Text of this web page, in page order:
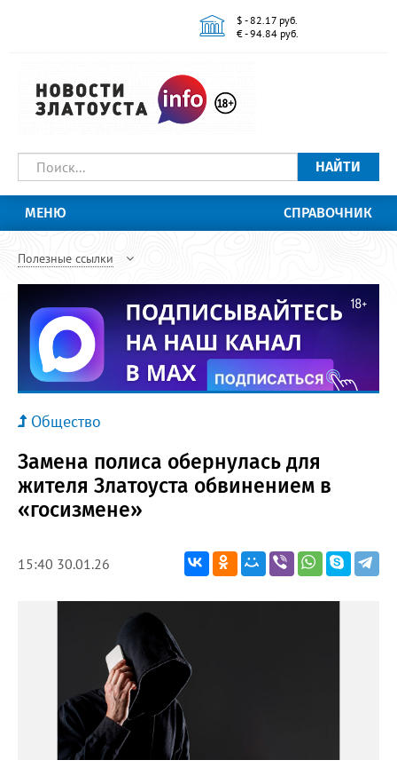
$ - 82.17 руб.
€ - 94.84 руб.
НАЙТИ
МЕНЮ СПРАВОЧНИК
Полезные ссылки
Общество
Замена полиса обернулась для
жителя Златоуста обвинением в
«госизмене»
15:40 30.01.26